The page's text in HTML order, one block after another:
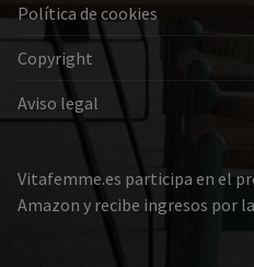
Política de cookies
Copyright
Aviso legal
Vitafemme.es participa en el
Amazon y recibe ingresos por